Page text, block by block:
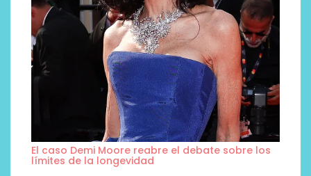
El caso Demi Moore reabre el debate sobre los
límites de la longevidad